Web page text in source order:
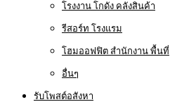
โรงงาน โกดัง คลังสินค้า
รีสอร์ท โรงแรม
โฮมออฟฟิต สำนักงาน พื้นที่
อื่นๆ
รับโพสต์อสังหา